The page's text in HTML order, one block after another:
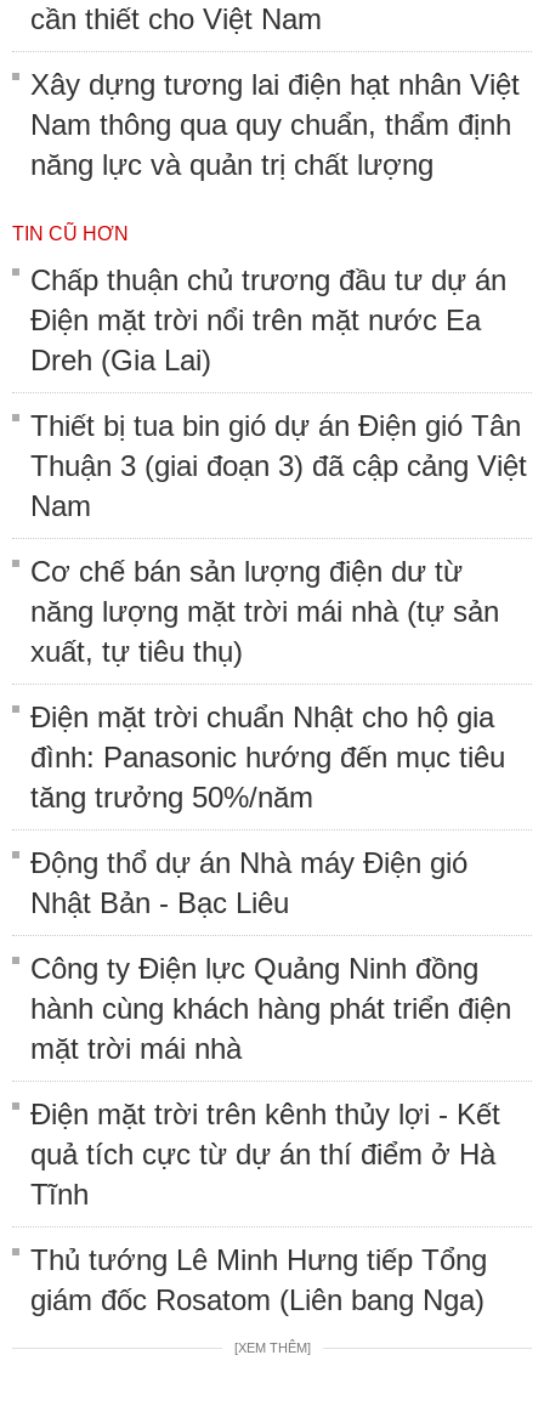
cần thiết cho Việt Nam
Xây dựng tương lai điện hạt nhân Việt
Nam thông qua quy chuẩn, thẩm định
năng lực và quản trị chất lượng
TIN CŨ HƠN
Chấp thuận chủ trương đầu tư dự án
Điện mặt trời nổi trên mặt nước Ea
Dreh (Gia Lai)
Thiết bị tua bin gió dự án Điện gió Tân
Thuận 3 (giai đoạn 3) đã cập cảng Việt
Nam
Cơ chế bán sản lượng điện dư từ
năng lượng mặt trời mái nhà (tự sản
xuất, tự tiêu thụ)
Điện mặt trời chuẩn Nhật cho hộ gia
đình: Panasonic hướng đến mục tiêu
tăng trưởng 50%/năm
Động thổ dự án Nhà máy Điện gió
Nhật Bản - Bạc Liêu
Công ty Điện lực Quảng Ninh đồng
hành cùng khách hàng phát triển điện
mặt trời mái nhà
Điện mặt trời trên kênh thủy lợi - Kết
quả tích cực từ dự án thí điểm ở Hà
Tĩnh
Thủ tướng Lê Minh Hưng tiếp Tổng
giám đốc Rosatom (Liên bang Nga)
[XEM THÊM]